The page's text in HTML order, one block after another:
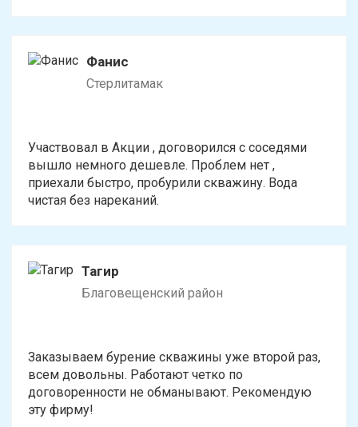
Фанис
Стерлитамак
Участвовал в Акции , договорился с соседями
вышло немного дешевле. Проблем нет ,
приехали быстро, пробурили скважину. Вода
чистая без нареканий.
Тагир
Благовещенский район
Заказываем бурение скважины уже второй раз,
всем довольны. Работают четко по
договоренности не обманывают. Рекомендую
эту фирму!